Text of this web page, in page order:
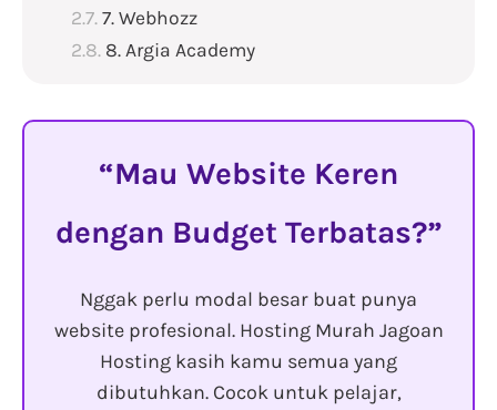
7. Webhozz
8. Argia Academy
Mau Website Keren
dengan Budget Terbatas?
Nggak perlu modal besar buat punya
website profesional. Hosting Murah Jagoan
Hosting kasih kamu semua yang
dibutuhkan. Cocok untuk pelajar,